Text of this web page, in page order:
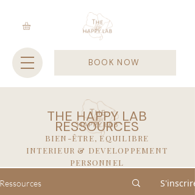
BOOK NOW
THE HAPPY LAB
RESSOURCES
BIEN-ÊTRE, EQUILIBRE
INTERIEUR & DEVELOPPEMENT
PERSONNEL
Ressources S'inscrire